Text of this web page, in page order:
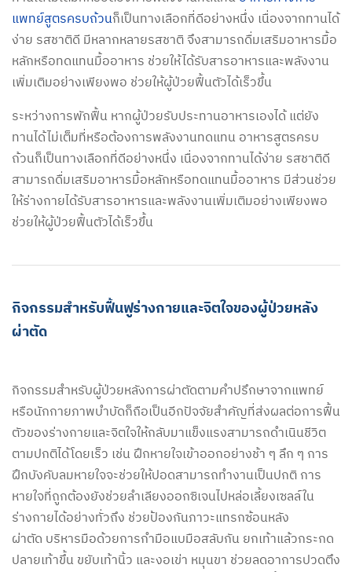
แพทย์สูตรครบถ้วนก็เป็นทางเลือกที่ดีอย่างหนึ่ง เนื่องจากทานได้
ง่าย รสชาติดี มีหลากหลายรสชาติ จึงสามารถดื่มเสริมอาหารมื้อ
หลักหรือทดแทนมื้ออาหาร ช่วยให้ได้รับสารอาหารและพลังงาน
เพิ่มเติมอย่างเพียงพอ ช่วยให้ผู้ป่วยฟื้นตัวได้เร็วขึ้น
ระหว่างการพักฟื้น หากผู้ป่วยรับประทานอาหารเองได้ แต่ยัง
ทานได้ไม่เต็มที่หรือต้องการพลังงานทดแทน อาหารสูตรครบ
ถ้วนก็เป็นทางเลือกที่ดีอย่างหนึ่ง เนื่องจากทานได้ง่าย รสชาติดี
สามารถดื่มเสริมอาหารมื้อหลักหรือทดแทนมื้ออาหาร มีส่วนช่วย
ให้ร่างกายได้รับสารอาหารและพลังงานเพิ่มเติมอย่างเพียงพอ
ช่วยให้ผู้ป่วยฟื้นตัวได้เร็วขึ้น
กิจกรรมสำหรับฟื้นฟูร่างกายและจิตใจของผู้ป่วยหลัง
ผ่าตัด
กิจกรรมสำหรับผู้ป่วยหลังการผ่าตัดตามคำปรึกษาจากแพทย์
หรือนักกายภาพบำบัดก็ถือเป็นอีกปัจจัยสำคัญที่ส่งผลต่อการฟื้น
ตัวของร่างกายและจิตใจให้กลับมาแข็งแรงสามารถดำเนินชีวิต
ตามปกติได้โดยเร็ว เช่น ฝึกหายใจเข้าออกอย่างช้า ๆ ลึก ๆ การ
ฝึกบังคับลมหายใจจะช่วยให้ปอดสามารถทำงานเป็นปกติ การ
หายใจที่ถูกต้องยังช่วยลำเลียงออกซิเจนไปหล่อเลี้ยงเซลล์ใน
ร่างกายได้อย่างทั่วถึง ช่วยป้องกันภาวะแทรกซ้อนหลัง
ผ่าตัด บริหารมือด้วยการกำมือแบมือสลับกัน ยกเท้าแล้วกระกด
ปลายเท้าขึ้น ขยับเท้านิ้ว และงอเข่า หมุนขา ช่วยลดอาการปวดตึง